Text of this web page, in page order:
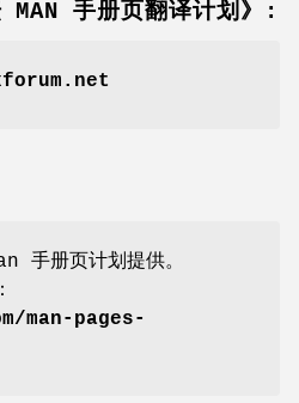
手册页翻译计划》:
手册页计划提供。
man-pages-